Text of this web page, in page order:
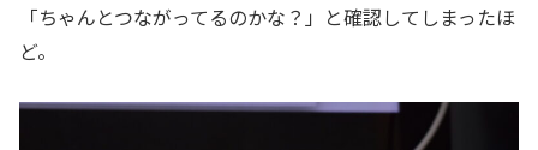
「ちゃんとつながってるのかな？」と確認してしまったほ
ど。